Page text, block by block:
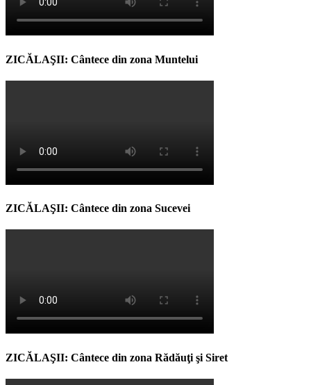
ZICĂLAŞII: Cântece din zona Muntelui
ZICĂLAŞII: Cântece din zona Sucevei
ZICĂLAŞII: Cântece din zona Rădăuţi şi Siret